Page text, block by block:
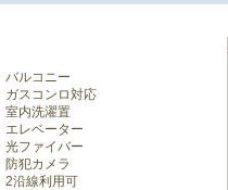
バルコニー
ガスコンロ対応
室内洗濯置
エレベーター
光ファイバー
防犯カメラ
2沿線利用可